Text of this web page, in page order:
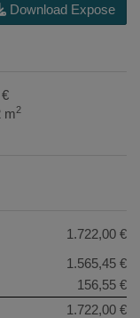
Download Expose
m2
1.722,00 €
1.565,45 €
156,55 €
1.722,00 €